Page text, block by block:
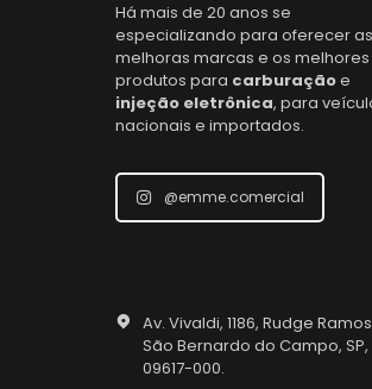
Há mais de 20 anos se
especializando para oferecer as
melhoras marcas e os melhores
produtos para carburaçãoe
injeção eletrônica, para
nacionais e importados.
@emme.comercial
Av. Vivaldi, 1186, Rudge
São Bernardo do Campo, SP,
09617-000.